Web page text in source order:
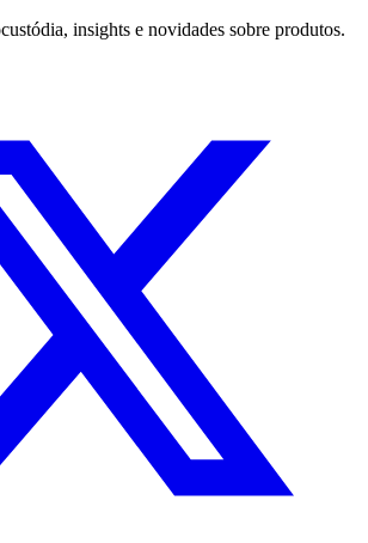
insights e novidades sobre produtos.